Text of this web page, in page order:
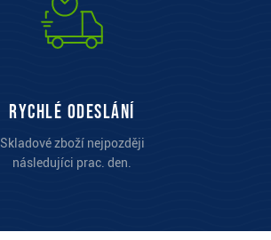
Rychlé odeslání
Skladové zboží nejpozději
následujíci prac. den.